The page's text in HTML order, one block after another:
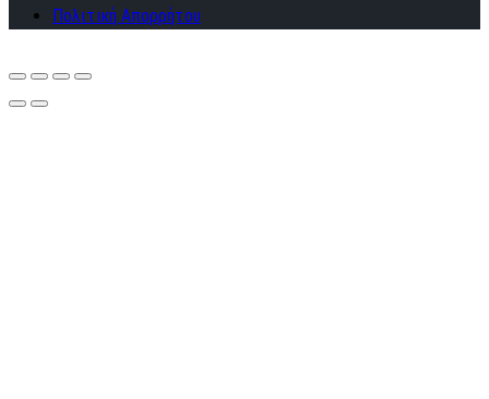
Πολιτική Απορρήτου